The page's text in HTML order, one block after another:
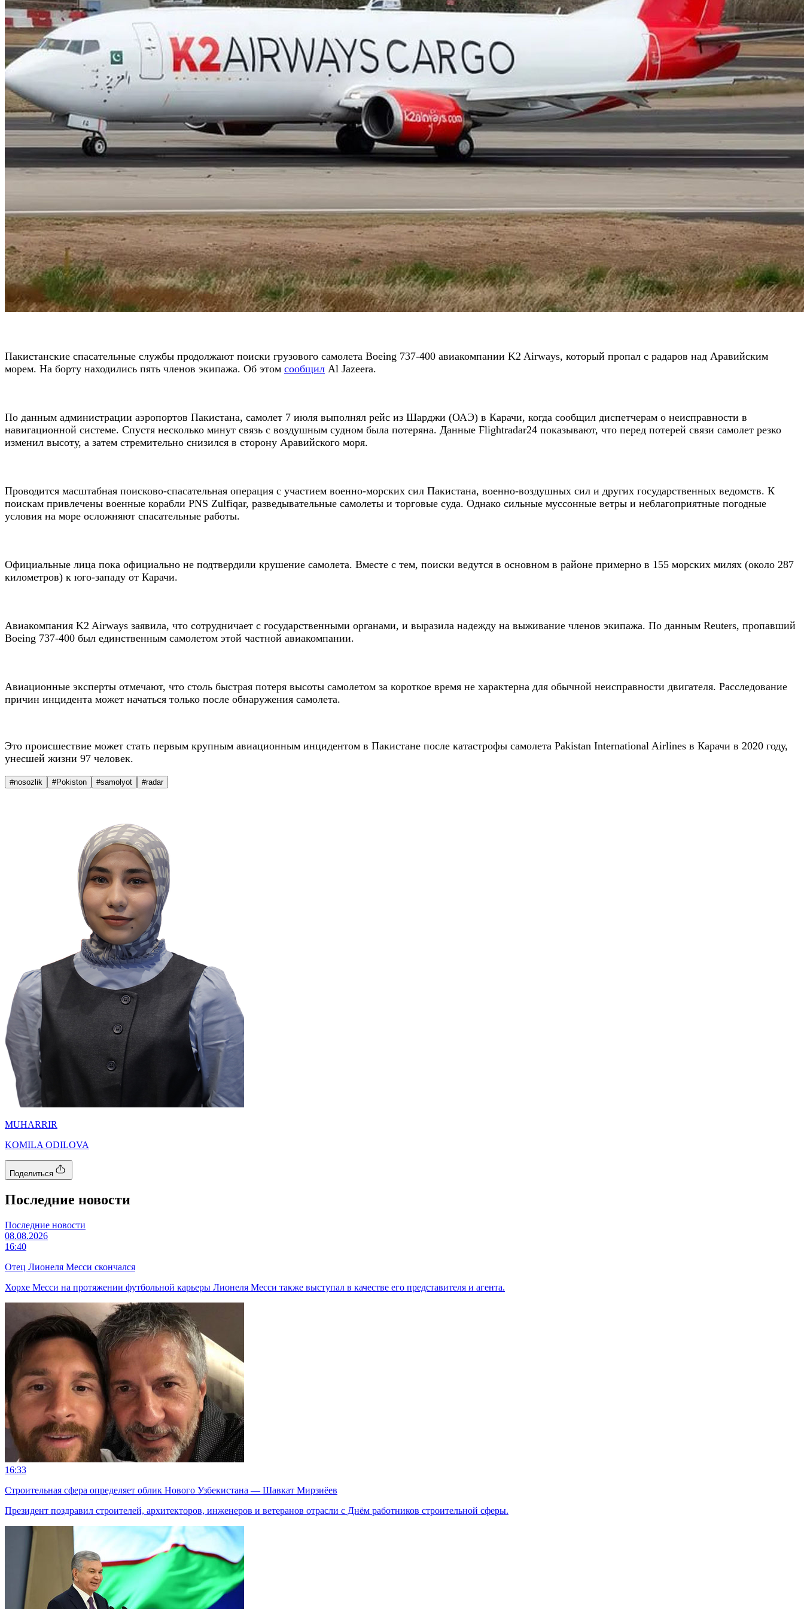
Пакистанские спасательные службы продолжают поиски грузового самолета Boeing 737-400 авиакомпании K2 Airways, который пропал с радаров над Аравийским
морем. На борту находились пять членов экипажа. Об этом сообщил Al Jazeera.
По данным администрации аэропортов Пакистана, самолет 7 июля выполнял рейс из Шарджи (ОАЭ) в Карачи, когда сообщил диспетчерам о неисправности в
навигационной системе. Спустя несколько минут связь с воздушным судном была потеряна. Данные Flightradar24 показывают, что перед потерей связи самолет резко
изменил высоту, а затем стремительно снизился в сторону Аравийского моря.
Проводится масштабная поисково-спасательная операция с участием военно-морских сил Пакистана, военно-воздушных сил и других государственных ведомств. К
поискам привлечены военные корабли PNS Zulfiqar, разведывательные самолеты и торговые суда. Однако сильные муссонные ветры и неблагоприятные погодные
условия на море осложняют спасательные работы.
Официальные лица пока официально не подтвердили крушение самолета. Вместе с тем, поиски ведутся в основном в районе примерно в 155 морских милях (около 287
километров) к юго-западу от Карачи.
Авиакомпания K2 Airways заявила, что сотрудничает с государственными органами, и выразила надежду на выживание членов экипажа. По данным Reuters, пропавший
Boeing 737-400 был единственным самолетом этой частной авиакомпании.
Авиационные эксперты отмечают, что столь быстрая потеря высоты самолетом за короткое время не характерна для обычной неисправности двигателя. Расследование
причин инцидента может начаться только после обнаружения самолета.
Это происшествие может стать первым крупным авиационным инцидентом в Пакистане после катастрофы самолета Pakistan International Airlines в Карачи в 2020 году,
унесшей жизни 97 человек.
#nosozlik #Pokiston #samolyot #radar
MUHARRIR
KOMILA ODILOVA
Поделиться
Последние новости
Последние новости
08.08.2026
16:40
Отец Лионеля Месси скончался
Хорхе Месси на протяжении футбольной карьеры Лионеля Месси также выступал в качестве его представителя и агента.
16:33
Строительная сфера определяет облик Нового Узбекистана — Шавкат Мирзиёев
Президент поздравил строителей, архитекторов, инженеров и ветеранов отрасли с Днём работников строительной сферы.